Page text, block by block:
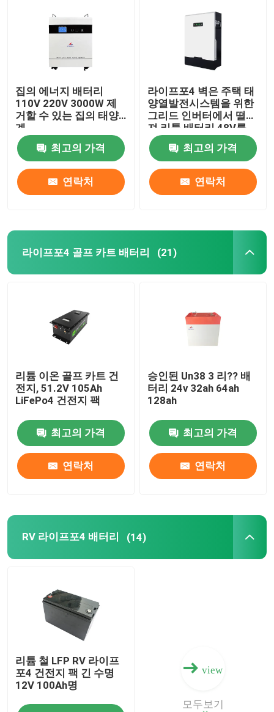
홈
제품 소개
VR 쇼
품질 관리
모든 케이스
리튬 이온 라이프포4 전지
12v 라이프포4 건전지 팩
라이프포4 골프 카트 배터리
RV 라이프포4 배터리
리듐 포스페이트 셀
작은 리포 배터리
집의 에너지 배터리
110V 220V 3000W 제
거할 수 있는 집의 태양
계
최고의 가격
연락처
라이프포4 벽은 주택 태
양열발전시스템을 위한
그리드 인버터에서 떨어
져 리튬 배터리 48V를
탑재했습니다
최고의 가격
연락처
라이프포4 골프 카트 배터리 (21)
리튬 이온 골프 카트 건
전지, 51.2V 105Ah
LiFePo4 건전지 팩
최고의 가격
연락처
승인된 Un38 3 리?? 배
터리 24v 32ah 64ah
128ah
최고의 가격
연락처
RV 라이프포4 배터리 (14)
리튬 철 LFP RV 라이프
포4 건전지 팩 긴 수명
12V 100Ah명
view
모두보기